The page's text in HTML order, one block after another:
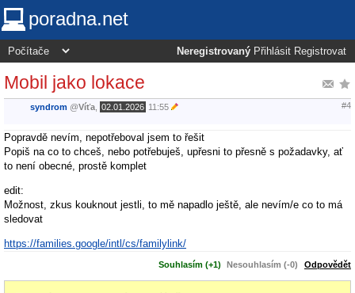
poradna.net
Neregistrovaný Přihlásit Registrovat
Mobil jako lokace
syndrom @Víťa 02.01.2026 11:55 #4
Popravdě nevím, nepotřeboval jsem to řešit
Popiš na co to chceš, nebo potřebuješ, upřesni to přesně s požadavky, ať
to není obecné, prostě komplet
edit:
Možnost, zkus kouknout jestli, to mě napadlo ještě, ale nevím/e co to má
sledovat
https://families.google/intl/cs/familylink/
Souhlasím (+1) Nesouhlasím (-0) Odpovědět